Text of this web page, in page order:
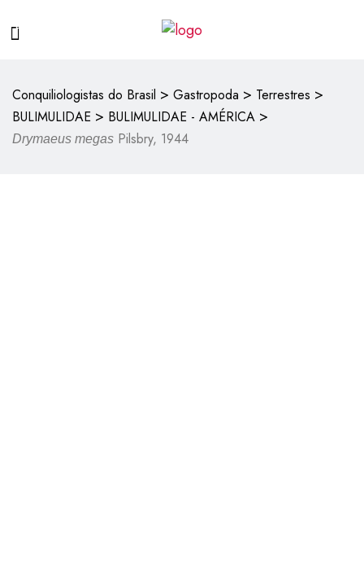
Conquiliologistas do Brasil > Gastropoda > Terrestres >
BULIMULIDAE > BULIMULIDAE - AMÉRICA >
Drymaeus megas Pilsbry, 1944